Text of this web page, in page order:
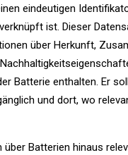
eindeutigen
ist. Dieser
über Herkunft,
Batterie enthalten. Er
und dort, wo
Batterien hinaus